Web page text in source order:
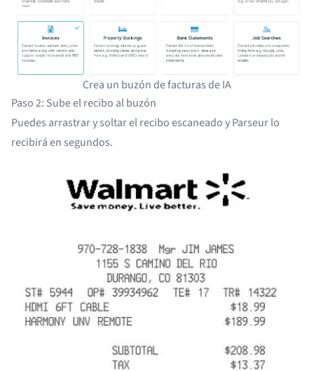
Crea un buzón de facturas de IA
Paso 2: Sube el recibo al buzón
Puedes arrastrar y soltar el recibo escaneado y Parseur lo
recibirá en segundos.